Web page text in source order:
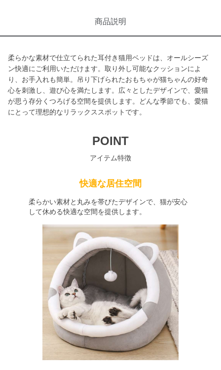
商品説明
柔らかな素材で仕立てられた耳付き猫用ベッドは、オールシーズ
ン快適にご利用いただけます。取り外し可能なクッションによ
り、お手入れも簡単。吊り下げられたおもちゃが猫ちゃんの好奇
心を刺激し、遊び心を満たします。広々としたデザインで、愛猫
が思う存分くつろげる空間を提供します。どんな季節でも、愛猫
にとって理想的なリラックススポットです。
POINT
アイテム特徴
快適な居住空間
柔らかい素材と丸みを帯びたデザインで、猫が安心
して休める快適な空間を提供します。